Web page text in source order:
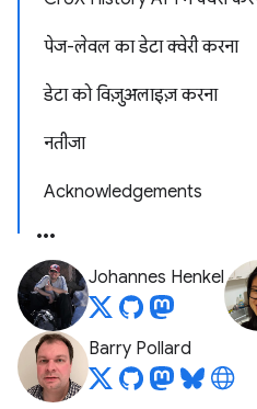
पेज-लेवल का डेटा क्वेरी करना
डेटा को विज़ुअलाइज़ करना
नतीजा
Acknowledgements
Johannes Henkel
Barry Pollard